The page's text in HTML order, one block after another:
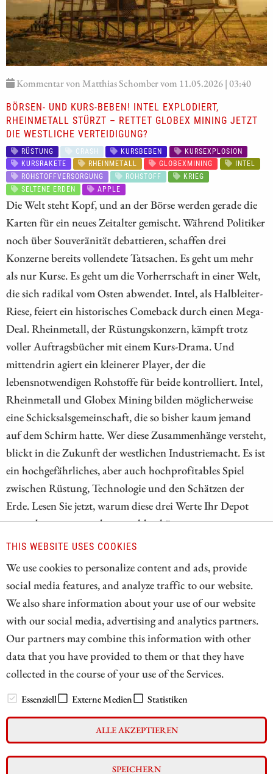
THIS WEBSITE USES COOKIES
We use cookies to personalize content and ads, provide
social media features, and analyze traffic to our website.
We also share information about your use of our website
with our social media, advertising and analytics partners.
Our partners may combine this information with other
data that you have provided to them or that they have
collected in the course of your use of the Services.
Essenziell Externe Medien Statistiken
ALLE AKZEPTIEREN
SPEICHERN
Kommentar von Matthias Schomber vom 11.05.2026 | 03:40
BÖRSEN- UND KURS-BEBEN! INTEL EXPLODIERT,
RHEINMETALL STÜRZT – RETTET GLOBEX MINING JETZT
DIE WESTLICHE VERTEIDIGUNG?
RÜSTUNG CRASH KURSBEBEN
KURSEXPLOSION
KURSRAKETE
RHEINMETALL GLOBEXMINING
INTEL
ROHSTOFFVERSORGUNG
ROHSTOFF
KRIEG
SELTENE ERDEN
APPLE
Die Welt steht Kopf, und an der Börse werden gerade die
Karten für ein neues Zeitalter gemischt. Während Politiker
noch über Souveränität debattieren, schaffen drei
Konzerne bereits vollendete Tatsachen. Es geht um mehr
als nur Kurse. Es geht um die Vorherrschaft in einer Welt,
die sich radikal vom Osten abwendet. Intel, als Halbleiter-
Riese, feiert ein historisches Comeback durch einen Mega-
Deal. Rheinmetall, der Rüstungskonzern, kämpft trotz
voller Auftragsbücher mit einem Kurs-Drama. Und
mittendrin agiert ein kleinerer Player, der die
lebensnotwendigen Rohstoffe für beide kontrolliert. Intel,
Rheinmetall und Globex Mining bilden möglicherweise
eine Schicksalsgemeinschaft, die so bisher kaum jemand
auf dem Schirm hatte. Wer diese Zusammenhänge versteht,
blickt in die Zukunft der westlichen Industriemacht. Es ist
ein hochgefährliches, aber auch hochprofitables Spiel
zwischen Rüstung, Technologie und den Schätzen der
Erde. Lesen Sie jetzt, warum diese drei Werte Ihr Depot
entweder sprengen oder vergolden könnten.
// zukunftsbilanzen.de 2026
Impressum
Datenschutz
Interessenskonflikt & Risikohinweis